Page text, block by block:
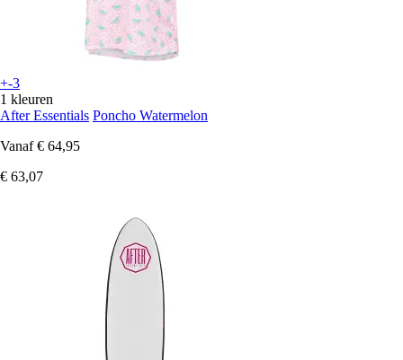
+-3
1 kleuren
After Essentials Poncho Watermelon
Vanaf € 64,95
€ 63,07